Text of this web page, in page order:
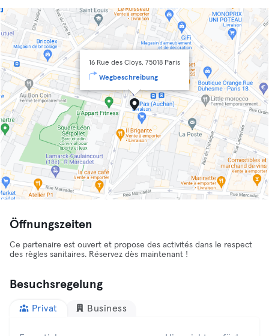
16 Rue des Cloys, 75018 Paris
Wegbeschreibung
Öffnungszeiten
Ce partenaire est ouvert et propose des activités dans le respect
des règles sanitaires. Réservez dès maintenant !
Besuchsregelung
Privat Business